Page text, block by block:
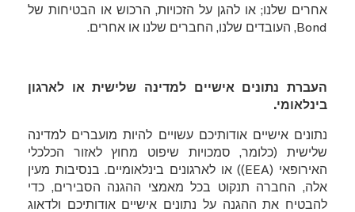
אחרים שלנו; או להגן על הזכויות, הרכוש או הבטיחות של
Bond, העובדים שלנו, החברים שלנו או אחרים.
העברת נתונים אישיים למדינה שלישית או לארגון
בינלאומי.
נתונים אישיים אודותיכם עשויים להיות מועברים למדינה
שלישית (כלומר, סמכויות שיפוט מחוץ לאזור הכלכלי
האירופאי (EEA)) או לארגונים בינלאומיים. בנסיבות מעין
אלה, החברה תנקוט בכל מאמצי ההגנה הסבירים, כדי
להבטיח את ההגנה על נתונים אישיים אודותיכם ולדאוג